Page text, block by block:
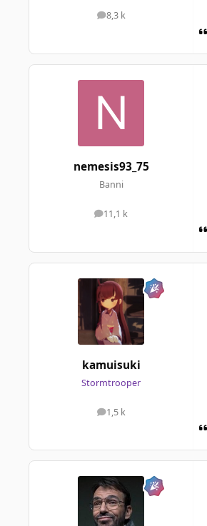
8,3 k
messages
nemesis93_75
Banni
11,1 k
messages
kamuisuki
Stormtrooper
1,5 k
messages